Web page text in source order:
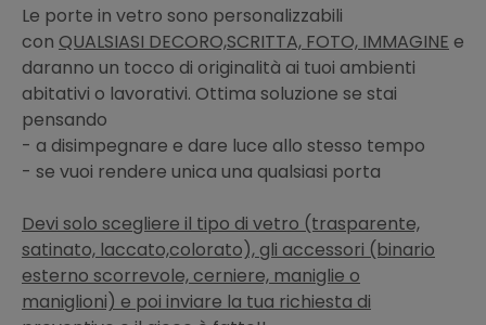
Le porte in vetro sono personalizzabili
con QUALSIASI DECORO,SCRITTA, FOTO, IMMAGINE e
daranno un tocco di originalità ai tuoi ambienti
abitativi o lavorativi. Ottima soluzione se stai
pensando
- a disimpegnare e dare luce allo stesso tempo
- se vuoi rendere unica una qualsiasi porta
Devi solo scegliere il tipo di vetro (trasparente,
satinato, laccato,colorato), gli accessori (binario
esterno scorrevole, cerniere, maniglie o
maniglioni) e poi inviare la tua richiesta di